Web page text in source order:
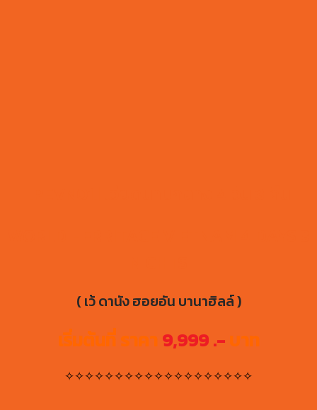
( เว้ ดานัง ฮอยอัน บานาฮิลล์ )
เริ่มต้นที่ ราคา 9,999 .-บาท
✧✧✧✧✧✧✧✧✧✧✧✧✧✧✧✧✧✧✧